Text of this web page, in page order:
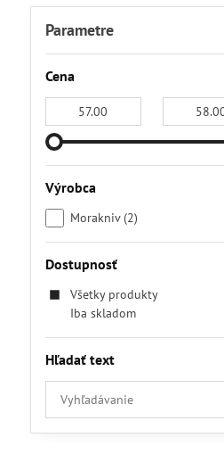
Parametre
Cena
Výrobca
Morakniv (2)
Dostupnosť
Všetky produkty
Iba skladom
Hľadať text
Prehľadať
výsledky
filtra